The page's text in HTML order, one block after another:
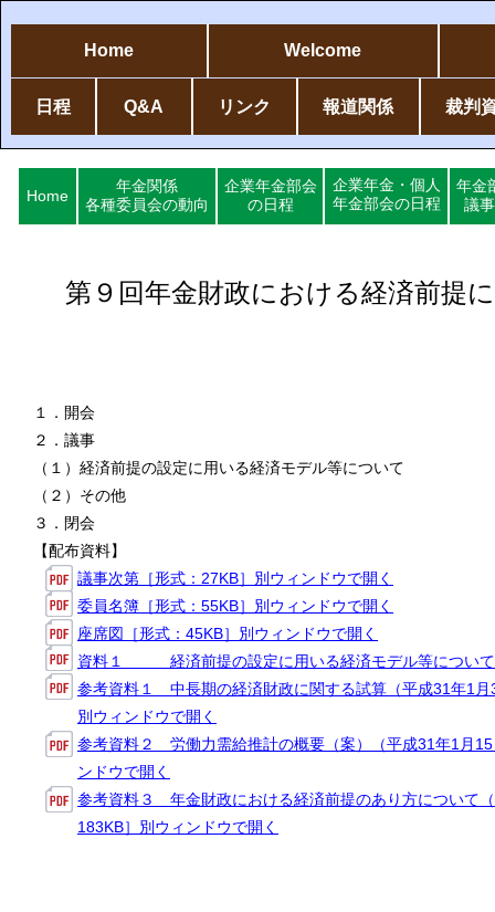
Home Welcome
日程 Q&A リンク 報道関係 裁判
Home
年金関係
各種委員会の動向
企業年金部会
の日程
企業年金・個人
年金部会の日程
年金
議
第９回年金財政における経済前提
１．開会
２．議事
（１）経済前提の設定に用いる経済モデル等について
（２）その他
３．閉会
【配布資料】
議事次第［形式：27KB］別ウィンドウで開く
委員名簿［形式：55KB］別ウィンドウで開く
座席図［形式：45KB］別ウィンドウで開く
資料１ 経済前提の設定に用いる経済モデル等について
参考資料１ 中長期の経済財政に関する試算（平成31年1
別ウィンドウで開く
参考資料２ 労働力需給推計の概要（案）（平成31年1月
ンドウで開く
参考資料３ 年金財政における経済前提のあり方について
183KB］別ウィンドウで開く